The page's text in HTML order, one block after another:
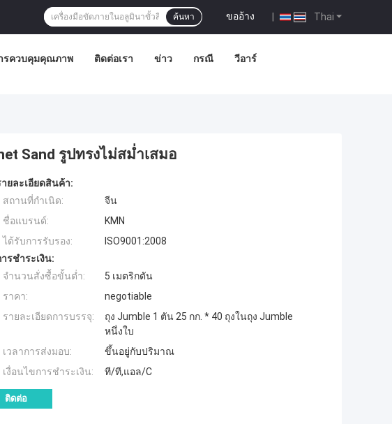
Thai
ขออ้าง |
ค้นหา
รควบคุมคุณภาพ ติดต่อเรา ข่าว กรณี วีอาร์
Sand รูปทรงไม่สม่ำเสมอ
ยละเอียดสินค้า:
สถานที่กำเนิด:
จีน
ชื่อแบรนด์:
KMN
ได้รับการรับรอง:
ISO9001:2008
ารชำระเงิน:
จำนวนสั่งซื้อขั้นต่ำ:
5 เมตริกตัน
ราคา:
negotiable
รายละเอียดการบรรจุ:
ถุง Jumble 1 ตัน 25 กก. * 40 ถุงในถุง Jumble
หนึ่งใบ
เวลาการส่งมอบ:
ขึ้นอยู่กับปริมาณ
เงื่อนไขการชำระเงิน:
ที/ที,แอล/C
ติดต่อ